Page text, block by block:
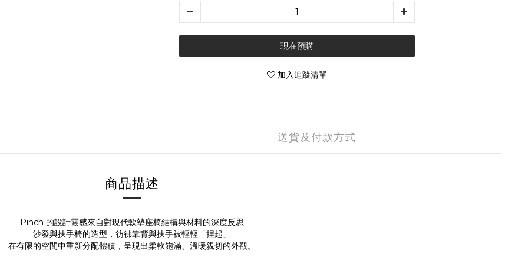
現在預購
加入追蹤清單
送貨及付款方式
商品描述
Pinch 的設計靈感來自對現代軟墊座椅結構與材料的深度反思
沙發與扶手椅的造型，彷彿靠背與扶手被輕輕「捏起」
在有限的空間中重新分配體積，呈現出柔軟飽滿、溫暖親切的外觀。